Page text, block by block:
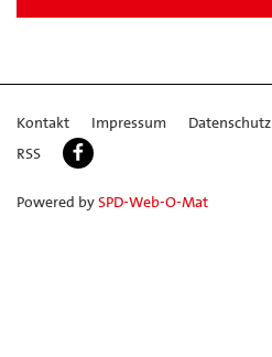
Kontakt Impressum Datenschutz
RSS
Powered bySPD-Web-O-Mat